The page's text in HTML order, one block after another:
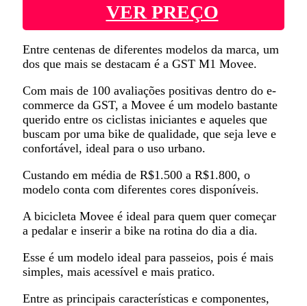
VER PREÇO
Entre centenas de diferentes modelos da marca, um
dos que mais se destacam é a GST M1 Movee.
Com mais de 100 avaliações positivas dentro do e-
commerce da GST, a Movee é um modelo bastante
querido entre os ciclistas iniciantes e aqueles que
buscam por uma bike de qualidade, que seja leve e
confortável, ideal para o uso urbano.
Custando em média de R$1.500 a R$1.800, o
modelo conta com diferentes cores disponíveis.
A bicicleta Movee é ideal para quem quer começar
a pedalar e inserir a bike na rotina do dia a dia.
Esse é um modelo ideal para passeios, pois é mais
simples, mais acessível e mais pratico.
Entre as principais características e componentes,